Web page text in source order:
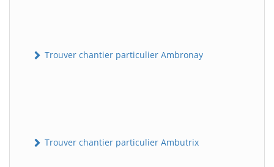
Trouver chantier particulier Ambronay
Trouver chantier particulier Ambutrix